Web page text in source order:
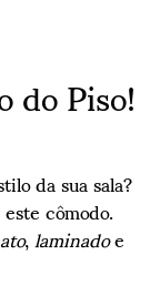
Piso!
da sua sala?
cômodo.
,laminadoe